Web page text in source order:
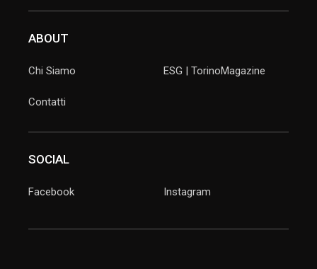
ABOUT
Chi Siamo
Contatti
ESG | TorinoMagazine
SOCIAL
Facebook Instagram